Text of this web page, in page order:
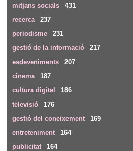
mitjans socials
431
recerca
237
periodisme
231
gestió de la informació
217
esdeveniments
207
cinema
187
cultura digital
186
televisió
176
gestió del coneixement
169
entreteniment
164
publicitat
164